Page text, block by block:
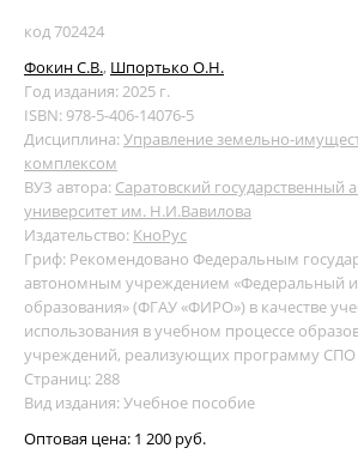
код 702424
Фокин С.В., Шпортько О.Н.
Год издания: 2025 г.
ISBN: 978-5-406-14076-5
Дисциплина:Управление земельно-
комплексом
ВУЗ автора: Саратовский государственный
университет им. Н.И.Вавилова
Издательство: КноРус
Гриф: Рекомендовано Федеральным
автономным учреждением «Федеральный
образования» (ФГАУ «ФИРО») в качестве
использования в учебном процессе
учреждений, реализующих программу СПО
Страниц: 288
Вид издания: Учебное пособие
Оптовая цена: 1 200 руб.